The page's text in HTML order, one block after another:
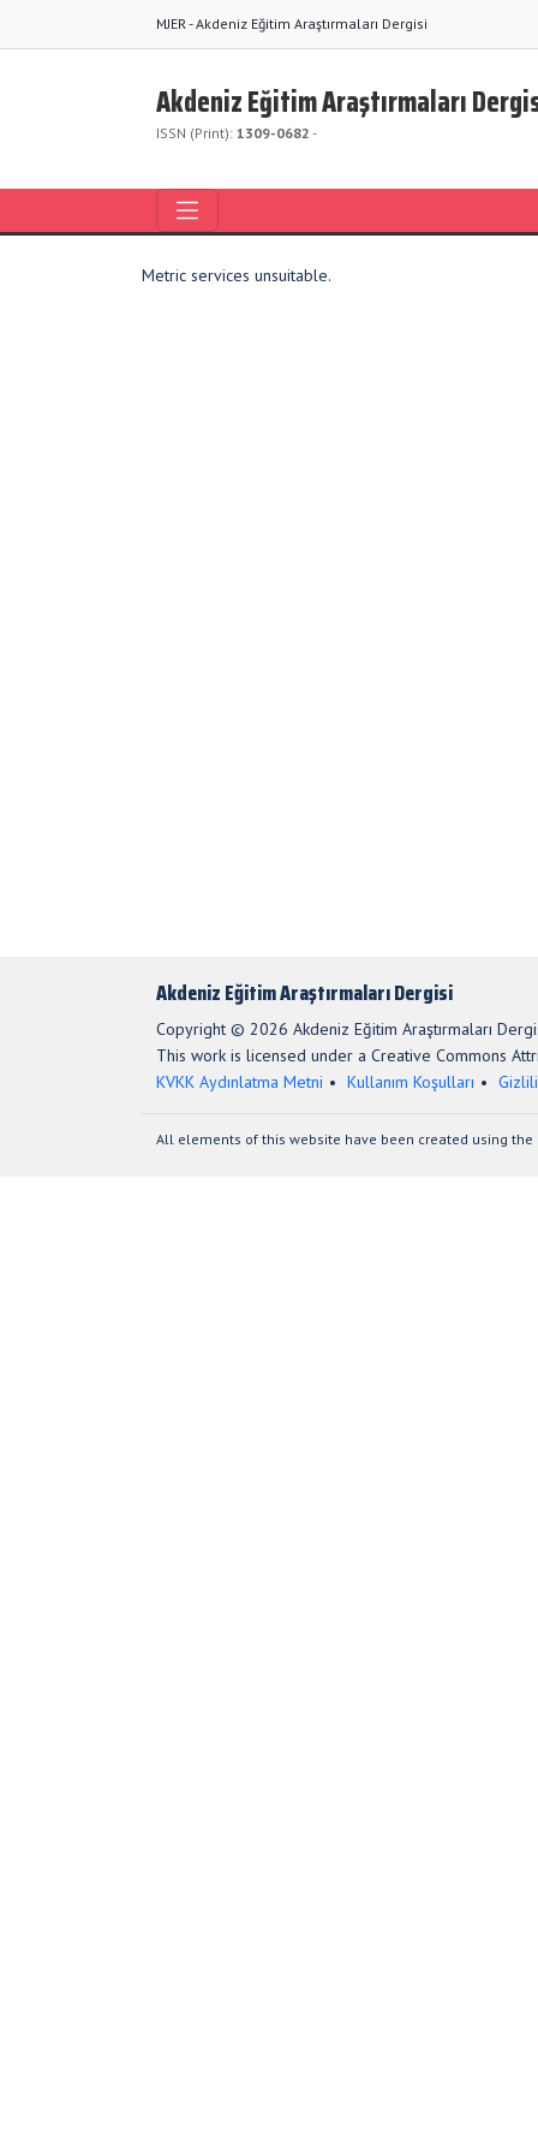
MJER - Akdeniz Eğitim Araştırmaları Dergisi
Akdeniz Eğitim Araştırmaları
ISSN (Print): 1309-0682 -
Metric services unsuitable.
Akdeniz Eğitim Araştırmaları Dergisi
Copyright © 2026 Akdeniz Eğitim Araştırmaları
This work is licensed under a Creative Commons
KVKK Aydınlatma Metni
Kullanım Koşulları
All elements of this website have been created using the